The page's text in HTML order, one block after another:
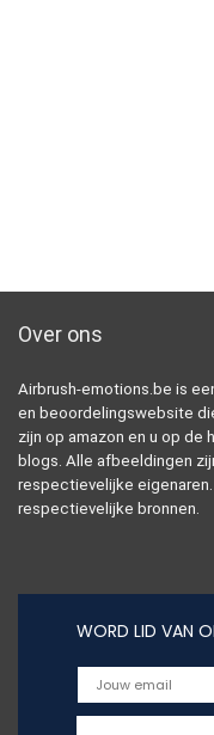
Over ons
Airbrush-emotions.be is
en beoordelingswebsite
zijn op amazon en u op
blogs. Alle afbeeldingen
respectievelijke
respectievelijke bronnen.
WORD LID VAN